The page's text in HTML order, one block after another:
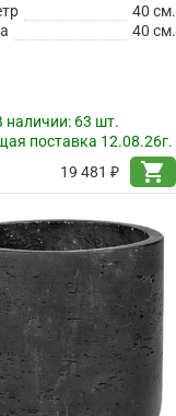
40 см.
40 см.
наличии: 63 шт.
поставка 12.08.26г.
19 481 ₽
shopping_cart